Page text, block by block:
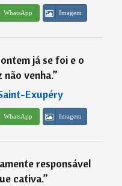
WhatsApp Imagem
já se foi e o
não venha.”
Exupéry
WhatsApp Imagem
responsável
cativa.”